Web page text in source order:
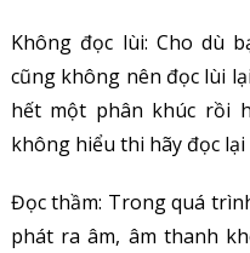
Không đọc lùi: Cho dù
cũng không nên đọc lùi
hết một phân khúc rồi
không hiểu thi hãy đọc
Đọc thầm: Trong quá
phát ra âm, âm thanh